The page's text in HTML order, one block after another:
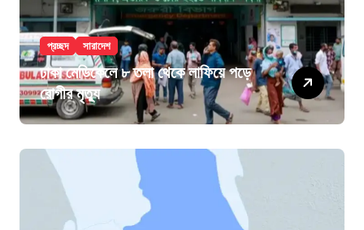
প্রচ্ছদ সারাদেশ
ঢাকা মেডিকেলে ৮ তলা থেকে লাফিয়ে পড়ে
রোগীর মৃত্যু